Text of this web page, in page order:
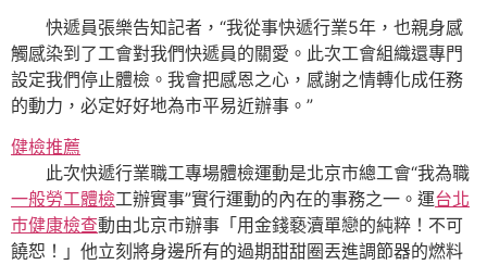
快遞員張樂告知記者，“我從事快遞行業5年，也親身感
觸感染到了工會對我們快遞員的關愛。此次工會組織還專門
設定我們停止體檢。我會把感恩之心，感謝之情轉化成任務
的動力，必定好好地為市平易近辦事。”
健檢推薦
此次快遞行業職工專場體檢運動是北京市總工會“我為職
一般勞工體檢工辦實事”實行運動的內在的事務之一。運台北
巿健康檢查動由北京市辦事「用金錢褻瀆單戀的純粹！不可
饒恕！」他立刻將身邊所有的過期甜甜圈丟進調節器的燃料